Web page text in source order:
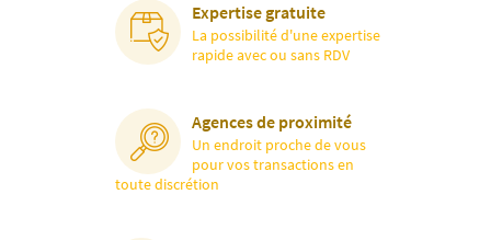
Expertise gratuite
La possibilité d'une expertise
rapide avec ou sans RDV
Agences de proximité
Un endroit proche de vous
pour vos transactions en
toute discrétion